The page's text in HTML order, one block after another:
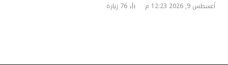
أغسطس 9, 2026 12:23 م 76 زيارة